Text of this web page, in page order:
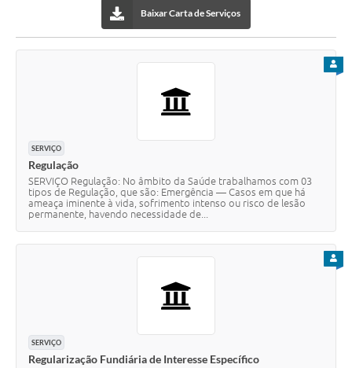
Baixar Carta de Serviços
SERVIÇO
Regulação
SERVIÇO Regulação: No âmbito da Saúde trabalhamos com 03
tipos de Regulação, que são: Emergência — Casos em que há
ameaça iminente à vida, sofrimento intenso ou risco de lesão
permanente, havendo necessidade de...
SERVIÇO
Regularização Fundiária de Interesse Específico